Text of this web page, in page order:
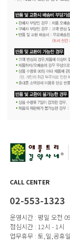
CALL CENTER
02-553-1323
운영시간 : 평일 오전
점심시간 : 12시 - 1시
업무휴무 : 토,일,공휴